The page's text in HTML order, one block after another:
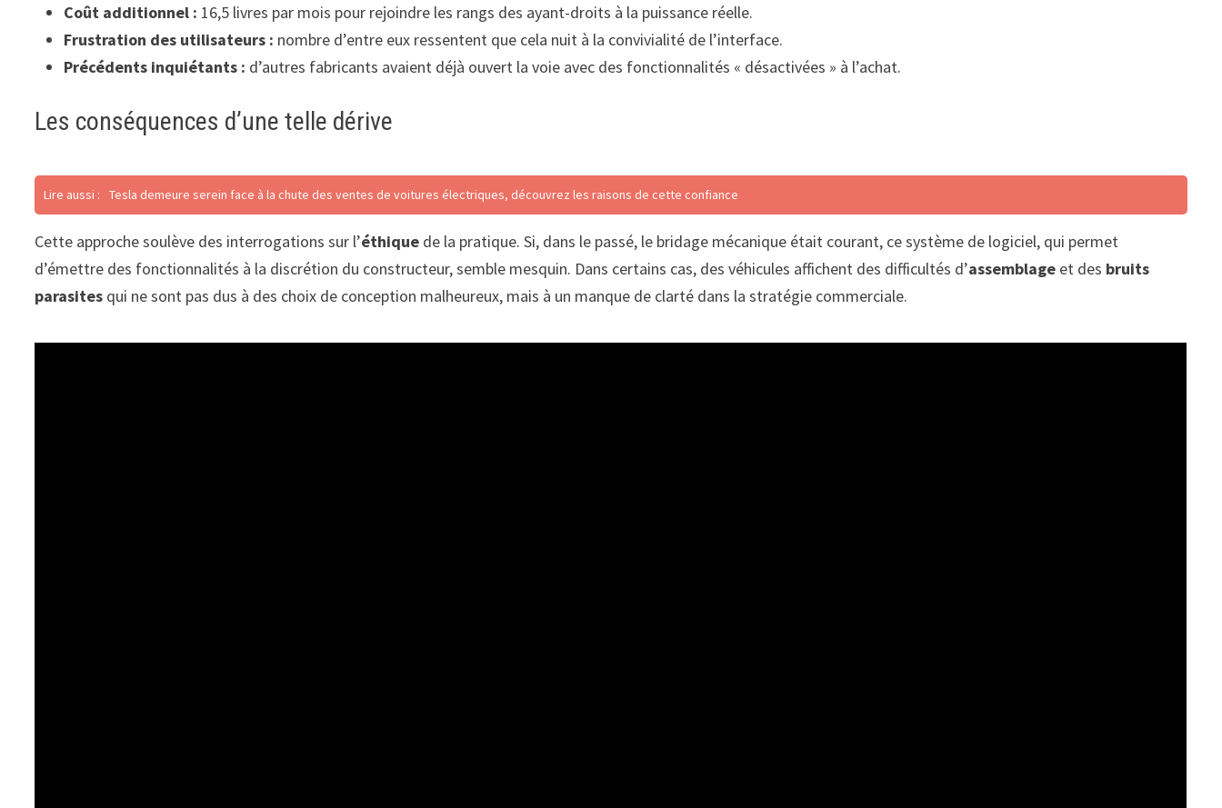
Coût additionnel : 16,5 livres par mois pour rejoindre les rangs des ayant-droits à la puissance réelle.
Frustration des utilisateurs : nombre d’entre eux ressentent que cela nuit à la convivialité de l’interface.
Précédents inquiétants : d’autres fabricants avaient déjà ouvert la voie avec des fonctionnalités « désactivées » à l’achat.
Les conséquences d’une telle dérive
Lire aussi : Tesla demeure serein face à la chute des ventes de voitures électriques, découvrez les raisons de cette confiance
Cette approche soulève des interrogations sur l’éthique de la pratique. Si, dans le passé, le bridage mécanique était courant, ce système de logiciel, qui permet
d’émettre des fonctionnalités à la discrétion du constructeur, semble mesquin. Dans certains cas, des véhicules affichent des difficultés d’assemblage et des bruits
parasites qui ne sont pas dus à des choix de conception malheureux, mais à un manque de clarté dans la stratégie commerciale.